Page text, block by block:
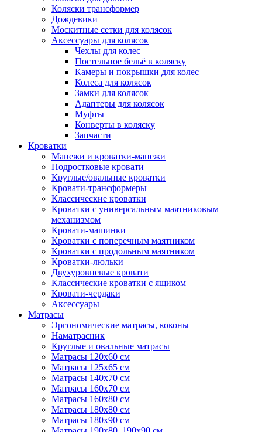
Коляски трансформер
Дождевики
Москитные сетки для колясок
Аксессуары для колясок
Чехлы для колес
Постельное бельё в коляску
Камеры и покрышки для колес
Колеса для колясок
Замки для колясок
Адаптеры для колясок
Муфты
Конверты в коляску
Запчасти
Кроватки
Манежи и кроватки-манежи
Подростковые кровати
Круглые/овальные кроватки
Кровати-трансформеры
Классические кроватки
Кроватки с универсальным маятниковым
механизмом
Кровати-машинки
Кроватки с поперечным маятником
Кроватки с продольным маятником
Кроватки-люльки
Двухуровневые кровати
Классические кроватки с ящиком
Кровати-чердаки
Аксессуары
Матрасы
Эргономические матрасы, коконы
Наматрасник
Круглые и овальные матрасы
Матрасы 120х60 см
Матрасы 125х65 см
Матрасы 140х70 см
Матрасы 160х70 см
Матрасы 160х80 см
Матрасы 180х80 см
Матрасы 180х90 см